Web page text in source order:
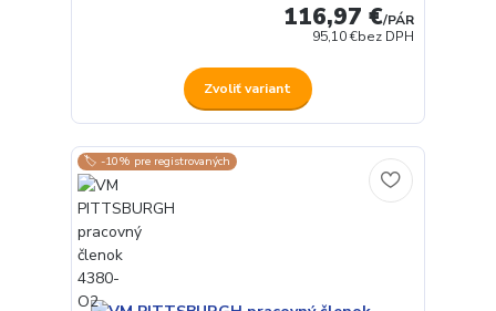
116,97 €/PÁR
95,10 €bez DPH
Zvoliť variant
🏷️ -10% pre registrovaných